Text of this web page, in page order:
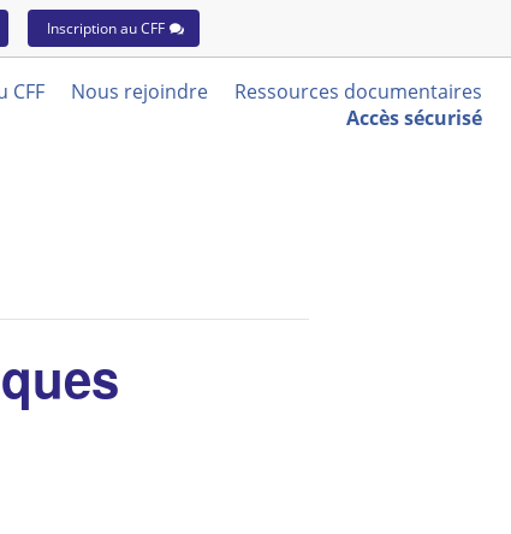
Inscription au CFF
CFF Nous rejoindre
Ressources documentaires
Accès sécurisé